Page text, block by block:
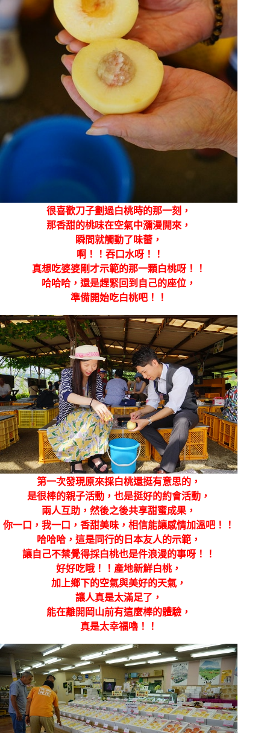
很喜歡刀子劃過白桃時的那一刻，
那香甜的桃味在空氣中瀰漫開來，
瞬間就觸動了味蕾，
啊！！吞口水呀！！
真想吃婆婆剛才示範的那一顆白桃呀！！
哈哈哈，還是趕緊回到自己的座位，
準備開始吃白桃吧！！
第一次發現原來採白桃還挺有意思的，
是很棒的親子活動，也是挺好的約會活動，
兩人互助，然後之後共享甜蜜成果，
你一口，我一口，香甜美味，相信能讓感情加溫吧！！
哈哈哈，這是同行的日本友人的示範，
讓自己不禁覺得採白桃也是件浪漫的事呀！！
好好吃哦！！產地新鮮白桃，
加上鄉下的空氣與美好的天氣，
讓人真是太滿足了，
能在離開岡山前有這麼棒的體驗，
真是太幸福嚕！！